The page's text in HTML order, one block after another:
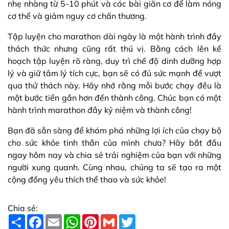
nhẹ nhàng từ 5-10 phút và các bài giãn cơ để làm nóng
cơ thể và giảm nguy cơ chấn thương.
Tập luyện cho marathon dài ngày là một hành trình đầy
thách thức nhưng cũng rất thú vị. Bằng cách lên kế
hoạch tập luyện rõ ràng, duy trì chế độ dinh dưỡng hợp
lý và giữ tâm lý tích cực, bạn sẽ có đủ sức mạnh để vượt
qua thử thách này. Hãy nhớ rằng mỗi bước chạy đều là
một bước tiến gần hơn đến thành công. Chúc bạn có một
hành trình marathon đầy kỷ niệm và thành công!
Bạn đã sẵn sàng để khám phá những lợi ích của chạy bộ
cho sức khỏe tinh thần của mình chưa? Hãy bắt đầu
ngay hôm nay và chia sẻ trải nghiệm của bạn với những
người xung quanh. Cùng nhau, chúng ta sẽ tạo ra một
cộng đồng yêu thích thể thao và sức khỏe!
Chia sẻ:
S
h
F
a
E
m
W
h
P
G
m